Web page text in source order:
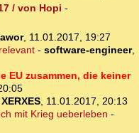
/ von Hopi -
, 11.01.2017, 19:27
- software-engineer,
EU zusammen, die keiner
XERXES, 11.01.2017, 20:13
mit Krieg ueberleben -